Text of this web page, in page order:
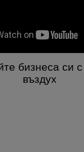
бизнеса си
въздух